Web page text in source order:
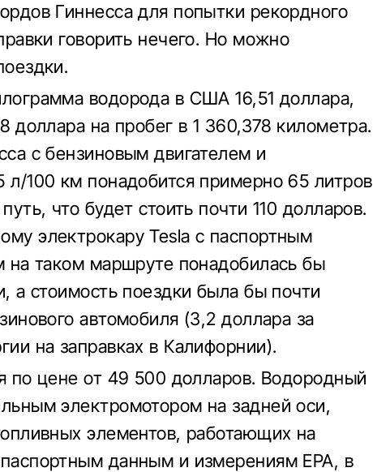
Гиннесса для попытки рекордного
говорить нечего. Но можно
водорода в США 16,51 доллара,
доллара на пробег в 1 360,378 километра.
с бензиновым двигателем и
л/100 км понадобится примерно 65 литров
что будет стоить почти 110 долларов.
электрокару Tesla с паспортным
на таком маршруте понадобилась бы
а стоимость поездки была бы почти
автомобиля (3,2 доллара за
на заправках в Калифорнии).
по цене от 49 500 долларов. Водородный
электромотором на задней оси,
элементов, работающих на
данным и измерениям EPA, в